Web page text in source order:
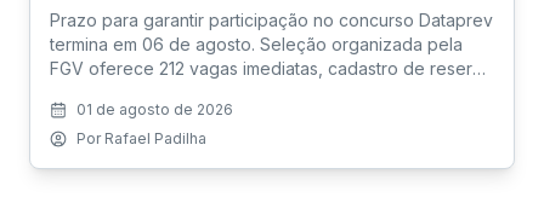
Prazo para garantir participação no concurso Dataprev
termina em 06 de agosto. Seleção organizada pela
FGV oferece 212 vagas imediatas, cadastro de reserva
mil
01 de agosto de 2026
Por Rafael Padilha